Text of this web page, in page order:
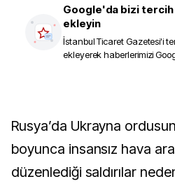
Google'da bizi
ekleyin
İstanbul Ticaret Gazetesi'i
ekleyerek haberlerimizi
Rusya’da Ukrayna ordusunun hafta sonu
boyunca insansız hava
düzenlediği saldırılar